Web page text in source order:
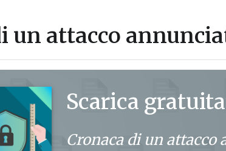
un attacco
Scarica
Cronaca di un attacco